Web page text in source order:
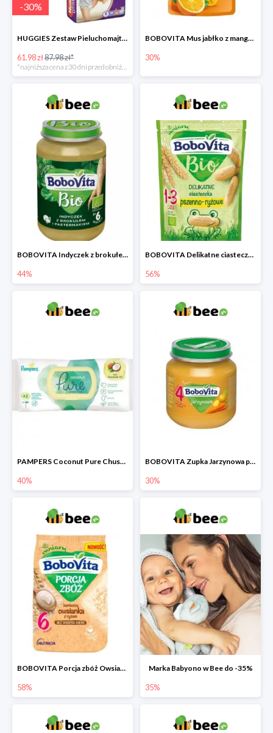
-30%
HUGGIES Zestaw Pieluchomajtki Jumbo 6 Uni ND High PANTS (15-25 kg) 2 x 30 szt. -30%
61.98 zł87.98 zł*
*najniższa cena z 30 dni przed obniżką
BOBOVITA Mus jabłko z mango i pomarańczą
30%
BOBOVITA Indyczek z brokułem i pasternakiem
44%
BOBOVITA Delikatne ciasteczka pszenno-ryżowe
56%
PAMPERS Coconut Pure Chusteczki nawilżające dla dzieci
40%
BOBOVITA Zupka Jarzynowa po 4 miesiącu
30%
BOBOVITA Porcja zbóż Owsianka bezmleczna z ryżem
58%
Marka Babyono w Bee do -35%
35%